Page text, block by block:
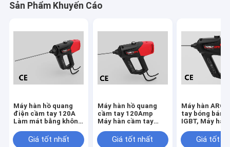
Sản Phẩm Khuyến Cáo
Máy hàn hồ quang
điện cầm tay 120A
Làm mát bằng không
Giá tốt nhất
Máy hàn hồ quang
cầm tay 120Amp
Máy hàn cầm tay
Giá tốt nhất
Máy hàn ARC
tay bóng bán
IGBT, Máy hàn
Giá tốt